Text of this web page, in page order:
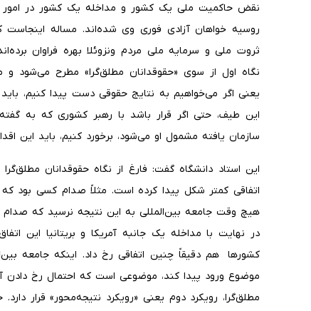
نقض حاکمیت ملی یک کشور و مداخله یک کشور در امور
روسیه خواهان آزادی فوری وی شده‌اند. مساله
ثروت ملی و سرمایه ملی مردم ونزوئلا بهره فراوان
نگاه اول از سوی «حقوقدانان مطلق‌گرا» مطرح می‌شود و
یعنی اگر می‌خواهیم به نتایج حقوقی دست پیدا کنیم،
این طیف، حتی اگر قرار باشد با رهبر کشوری که به
سازمان یافته مشمول او می‌شود، برخورد کنیم، باید این
این استاد دانشگاه گفت: فارغ از نگاه حقوقدانان
اتفاقی کمتر شکل پیدا کرده است. مثلاً صدام کسی
هیچ وقت جامعه بین‌المللی به این نتیجه نرسید که صدام
در نهایت با مداخله یک جانبه آمریکا و بریتانیا این
کشورها هم دقیقاً چنین اتفاقی رخ داد. اینکه جامعه
موضوع ورود پیدا کند، موضوعی است که احتمال رخ دادن
مطلق‌گرا، رویکرد دوم یعنی «رویکرد نتیجه‌محور» قرار